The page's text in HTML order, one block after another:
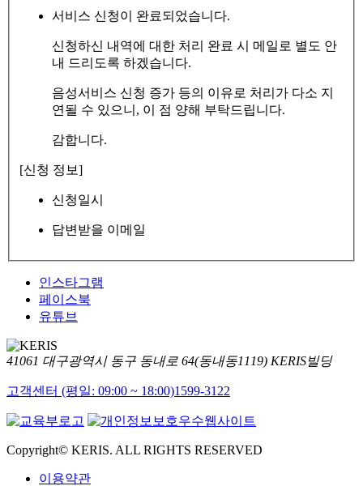
서비스 신청이 완료되었습니다.
신청하신 내역에 대한 처리 완료 시 메일로 별도 안
내 드리도록 하겠습니다.
음성서비스 신청 증가 등의 이유로 처리가 다소 지
연될 수 있으니, 이 점 양해 부탁드립니다.
감합니다.
[신청 정보]
신청일시
답변받을 이메일
인스타그램
페이스북
유튜브
41061 대구광역시 동구 동내로 64(동내동1119) KERIS빌딩
고객센터 (평일: 09:00 ~ 18:00)1599-3122
Copyright© KERIS. ALL RIGHTS RESERVED
이용약관